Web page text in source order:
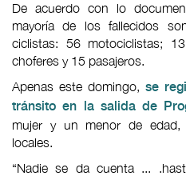
De acuerdo con lo
mayoría de los fallecidos
ciclistas: 56 motociclistas;
choferes y 15 pasajeros.
Apenas este domingo, se
tránsito en la salida de
mujer y un menor de edad,
locales.
“Nadie se da cuenta ...